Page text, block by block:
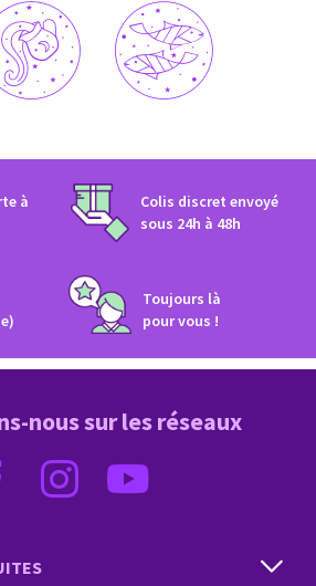
à
Colis discret envoyé​
sous 24h à 48h​
Toujours là
pour vous !
nous sur les réseaux